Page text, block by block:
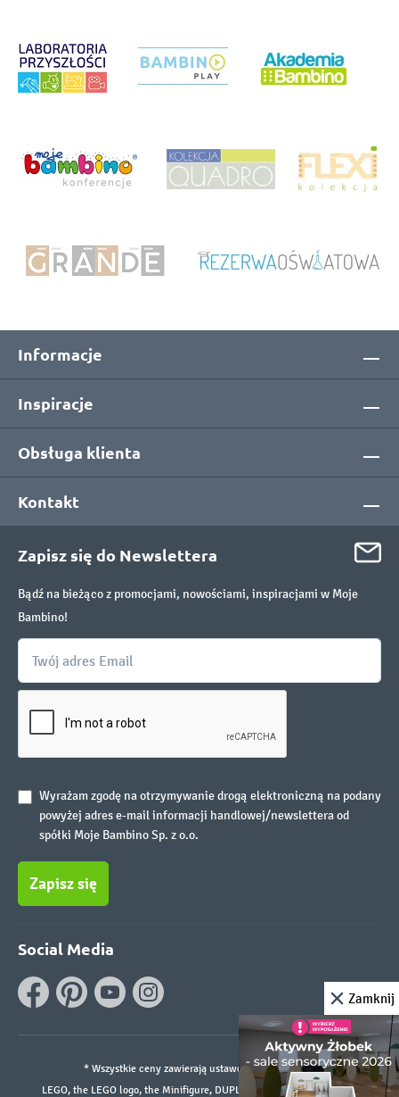
Informacje
Inspiracje
Obsługa klienta
Kontakt
Zapisz się do Newslettera
Bądź na bieżąco z promocjami, nowościami, inspiracjami w Moje
Bambino!
Wyrażam zgodę na otrzymywanie drogą elektroniczną na podany
powyżej adres e-mail informacji handlowej/newslettera od
spółki Moje Bambino Sp. z o.o.
Zapisz się
Social Media
* Wszystkie ceny zawierają ustawowy podatek VAT.
LEGO, the LEGO logo, the Minifigure, DUPLO, and the SPIKE logo are
Zamknij